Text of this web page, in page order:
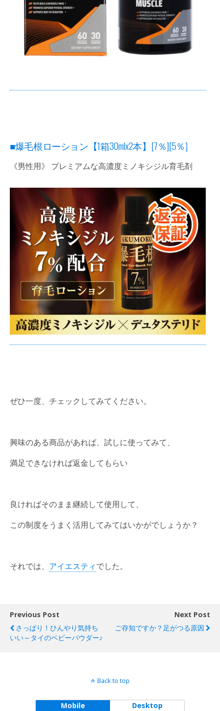
■爆毛根ローション【1箱30mlx2本】[7％][5％]
《男性用》 プレミアムな高濃度ミノキシジル育毛剤
ぜひ一度、チェックしてみてください。
興味のある商品があれば、試しに使ってみて、
満足できなければ返金してもらい
良ければそのまま継続して使用して、
この制度をうまく活用してみてはいかがでしょうか？
それでは、 アイエスティでした。
Previous Post
さっぱり！ひんやり気持ち
いい～タイのベビーパウダー♪
Next Post
ご存知ですか？足がつる原因
Back to top
Mobile Desktop